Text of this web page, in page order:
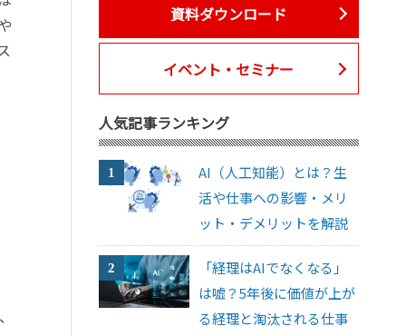
資料ダウンロード
イベント・セミナー
人気記事ランキング
AI（人工知能）とは？生
活や仕事への影響・メリ
ット・デメリットを解説
「経理はAIでなくなる」
は嘘？5年後に価値が上が
る経理と淘汰される仕事